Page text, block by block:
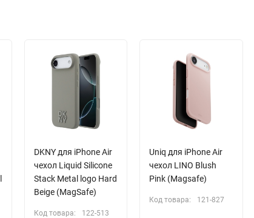
DKNY для iPhone Air
чехол Liquid Silicone
Stack Metal logo Hard
Beige (MagSafe)
Код товара: 122-513
Uniq для iPhone Air
чехол LINO Blush
Pink (Magsafe)
Код товара: 121-827